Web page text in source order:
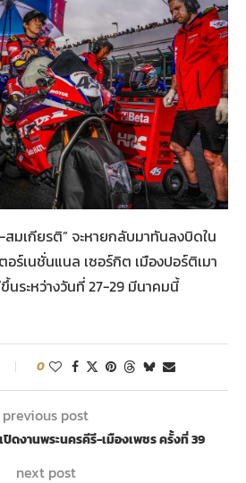
มเกียรติ” จะหายกลับมาทันลงบิดใน
ร์เนชั่นแนล เซอร์กิต เมืองปอร์ติเมา
นระหว่างวันที่ 27-29 มีนาคมนี้
0
previous post
ดงานพระนครคีรี-เมืองเพชร ครั้งที่ 39
next post